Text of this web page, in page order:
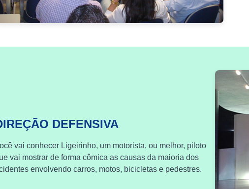
DEFENSIVA
vai conhecer Ligeirinho, um motorista, ou melhor, piloto
vai mostrar de forma cômica as causas da maioria dos
envolvendo carros, motos, bicicletas e pedestres.